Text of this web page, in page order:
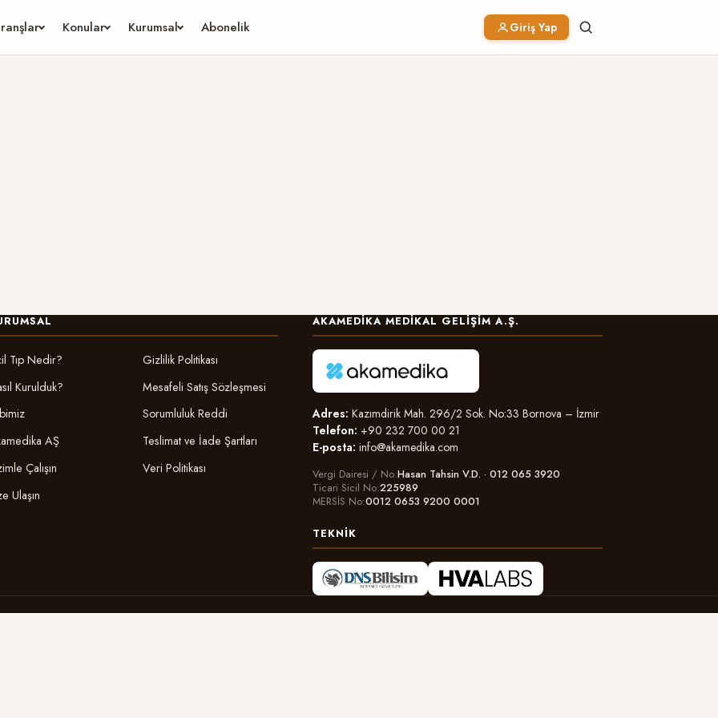
Konular Kurumsal Abonelik Giriş Yap
Tıp Nedir?
Kurulduk?
AŞ
Çalışın
Ulaşın
Gizlilik Politikası
Mesafeli Satış Sözleşmesi
Sorumluluk Reddi
Teslimat ve İade Şartları
Veri Politikası
AKAMEDIKA MEDIKAL GELIŞIM A.Ş.
Adres: Kazımdirik Mah. 296/2 Sok. No:33 Bornova – İzmir
Telefon: +90 232 700 00 21
E-posta: info@akamedika.com
Vergi Dairesi / No Hasan Tahsin V.D. · 012 065 3920
Ticari Sicil No 225989
MERSİS No 0012 0653 9200 0001
TEKNIK